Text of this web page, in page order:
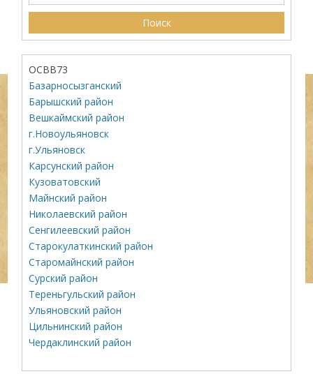
ОСВВ73
Базарносызганский
Барышский район
Вешкаймский район
г.Новоульяновск
г.Ульяновск
Карсунский район
Кузоватовский
Майнский район
Николаевский район
Сенгилеевский район
Старокулаткинский район
Старомайнский район
Сурский район
Тереньгульский район
Ульяновский район
Цильнинский район
Чердаклинский район